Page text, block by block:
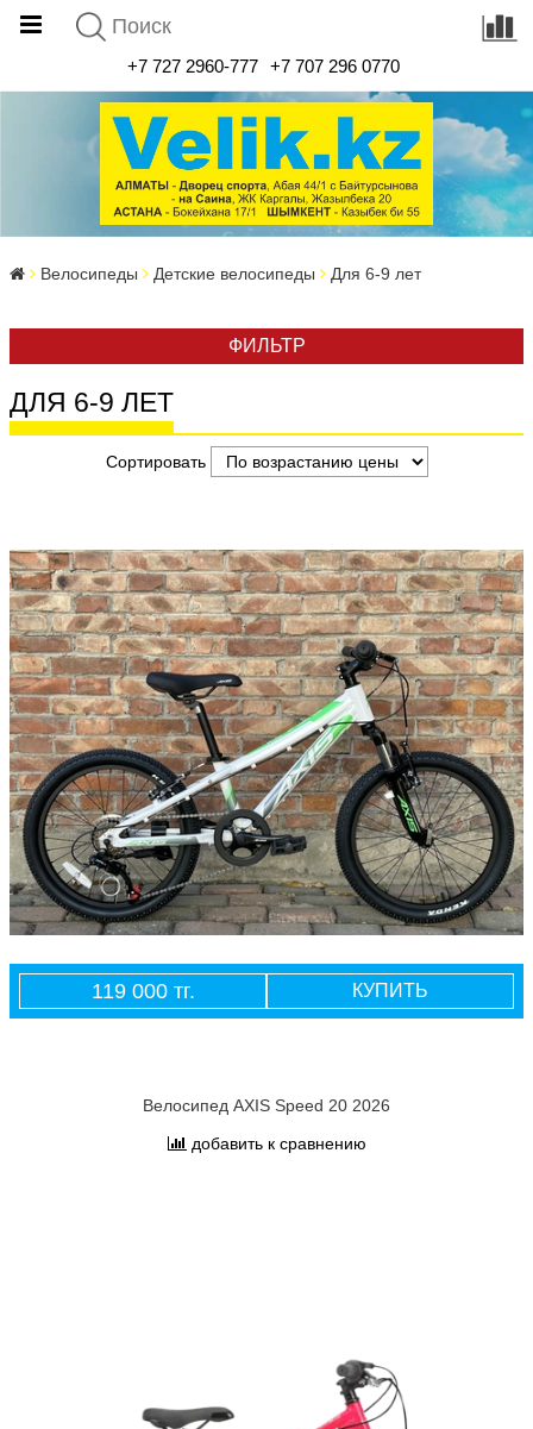
+7 727 2960-777 +7 707 296 0770
Велосипеды Детские велосипеды Для 6-9 лет
ФИЛЬТР
ДЛЯ 6-9 ЛЕТ
Сортировать
119 000 тг. КУПИТЬ
Велосипед AXIS Speed 20 2026
добавить к сравнению